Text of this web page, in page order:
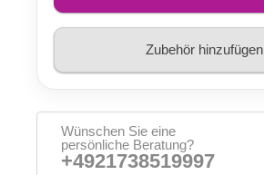
Zubehör hinzufügen
Wünschen Sie eine
persönliche Beratung?
+4921738519997